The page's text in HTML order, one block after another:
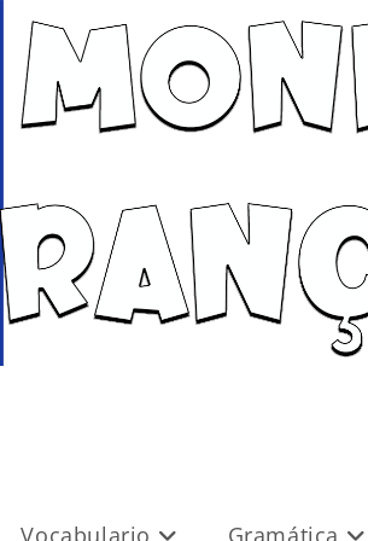
Vocabulario Gramática